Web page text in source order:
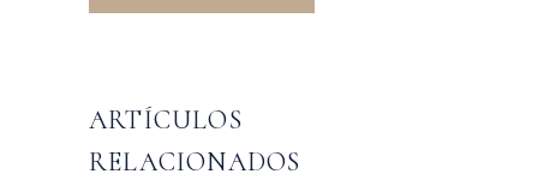
ARTÍCULOS
RELACIONADOS